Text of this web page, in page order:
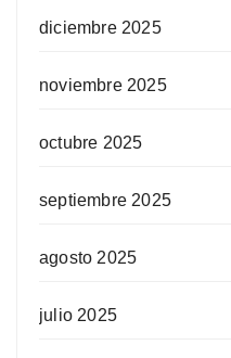
diciembre 2025
noviembre 2025
octubre 2025
septiembre 2025
agosto 2025
julio 2025